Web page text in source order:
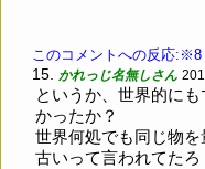
このコメントへの反応:※8
15. かれっじ名無しさん
というか、世界的に
かったか？
世界何処でも同じ物
古いって言われてたろ